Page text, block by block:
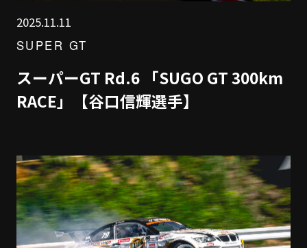
2025.11.11
SUPER GT
スーパーGT Rd.6 「SUGO GT 300km
RACE」【谷口信輝選手】